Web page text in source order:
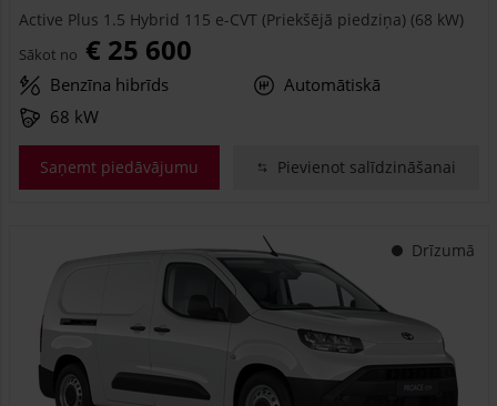
Active Plus 1.5 Hybrid 115 e-CVT (Priekšējā piedziņa) (68 kW)
Sākot no € 25 600
Benzīna hibrīds
Automātiskā
68 kW
Saņemt piedāvājumu Pievienot salīdzināšanai
Drīzumā